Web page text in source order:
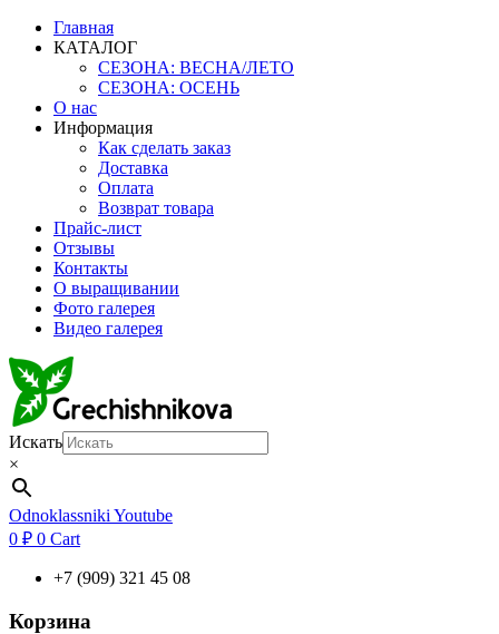
Главная
КАТАЛОГ
СЕЗОНА: ВЕСНА/ЛЕТО
СЕЗОНА: ОСЕНЬ
О нас
Информация
Как сделать заказ
Доставка
Оплата
Возврат товара
Прайс-лист
Отзывы
Контакты
О выращивании
Фото галерея
Видео галерея
Искать
×
Odnoklassniki Youtube
0 ₽ 0 Cart
+7 (909) 321 45 08
Корзина